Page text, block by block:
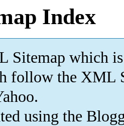
Index
Sitemap which is
follow the XML
using the